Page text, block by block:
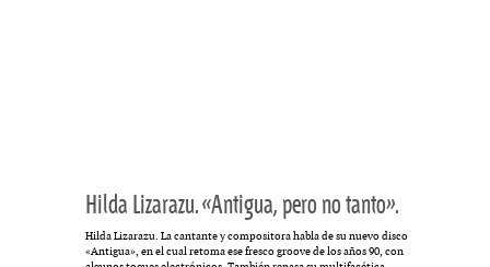
Hilda Lizarazu. «Antigua, pero no tanto».
Hilda Lizarazu. La cantante y compositora habla de su nuevo disco
«Antigua», en el cual retoma ese fresco groove de los años 90, con